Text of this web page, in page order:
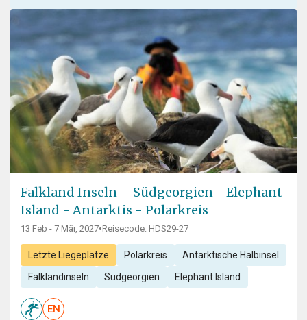
Falkland Inseln – Südgeorgien - Elephant
Island - Antarktis - Polarkreis
13 Feb - 7 Mär, 2027•Reisecode: HDS29-27
Letzte Liegeplätze Polarkreis Antarktische Halbinsel
Falklandinseln Südgeorgien Elephant Island
EN